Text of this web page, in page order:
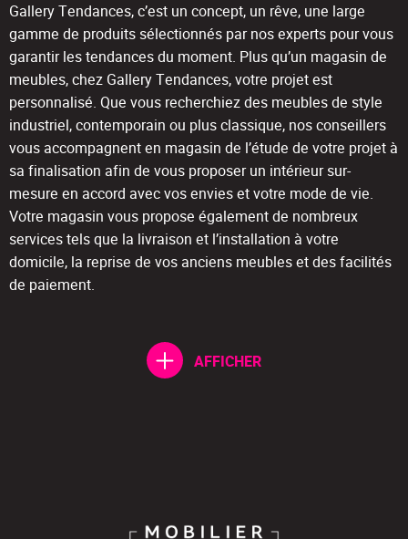
Gallery Tendances, c’est un concept, un rêve, une large
gamme de produits sélectionnés par nos experts pour vous
garantir les tendances du moment. Plus qu’un magasin de
meubles, chez Gallery Tendances, votre projet est
personnalisé. Que vous recherchiez des meubles de style
industriel, contemporain ou plus classique, nos conseillers
vous accompagnent en magasin de l’étude de votre projet à
sa finalisation afin de vous proposer un intérieur sur-
mesure en accord avec vos envies et votre mode de vie.
Votre magasin vous propose également de nombreux
services tels que la livraison et l’installation à votre
domicile, la reprise de vos anciens meubles et des facilités
de paiement.
AFFICHER